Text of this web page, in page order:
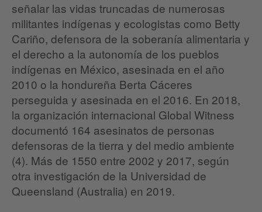
señalar las vidas truncadas de numerosas
militantes indígenas y ecologistas como Betty
Cariño, defensora de la soberanía alimentaria y
el derecho a la autonomía de los pueblos
indígenas en México, asesinada en el año
2010 o la hondureña Berta Cáceres
perseguida y asesinada en el 2016. En 2018,
la organización internacional Global Witness
documentó 164 asesinatos de personas
defensoras de la tierra y del medio ambiente
(4). Más de 1550 entre 2002 y 2017, según
otra investigación de la Universidad de
Queensland (Australia) en 2019.